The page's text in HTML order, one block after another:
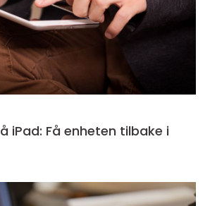
iPad: Få enheten tilbake i